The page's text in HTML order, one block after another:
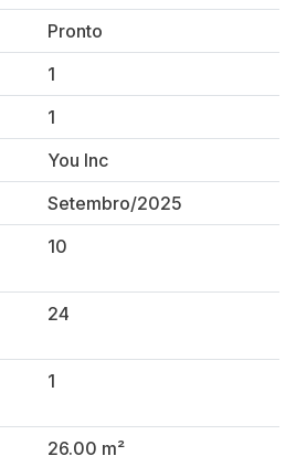
Pronto
1
1
You Inc
Setembro/2025
10
24
1
26.00 m²